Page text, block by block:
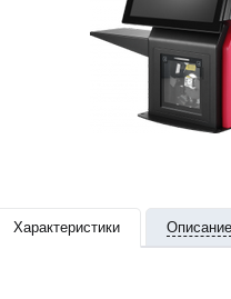
Характеристики Описание